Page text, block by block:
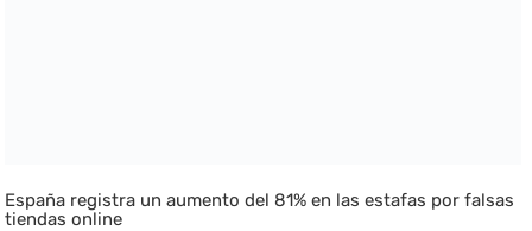
España registra un aumento del 81% en las estafas por falsas
tiendas online